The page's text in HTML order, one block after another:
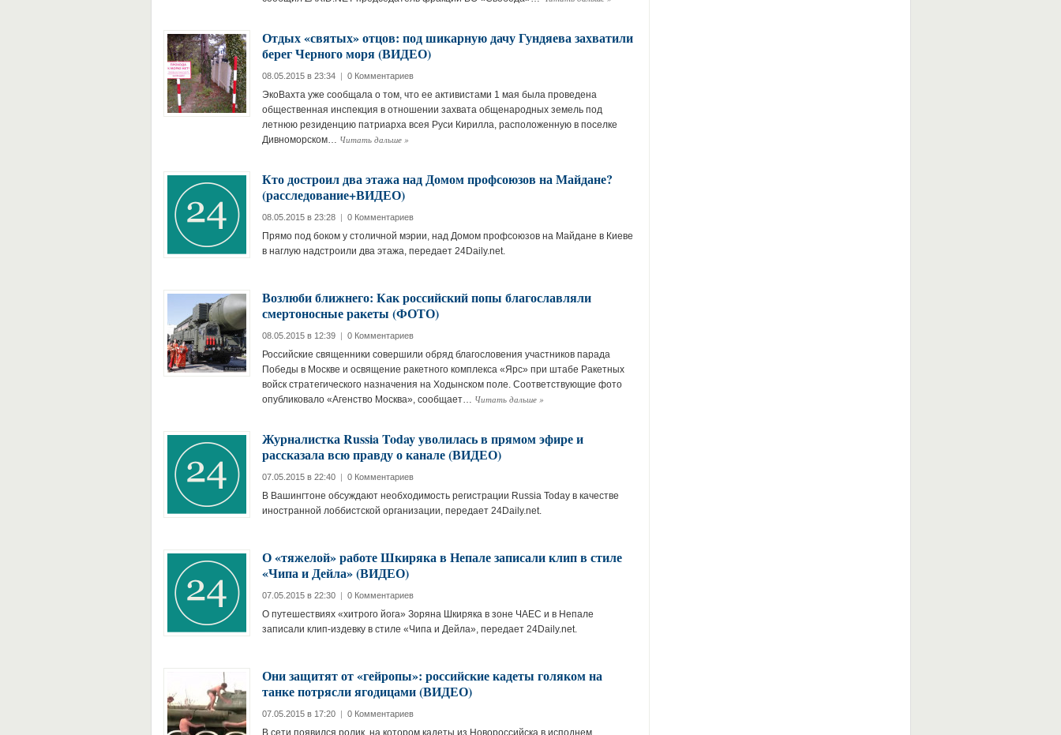
Отдых «святых» отцов: под шикарную дачу Гундяева захватили
берег Черного моря (ВИДЕО)
08.05.2015 в 23:34 | 0 Комментариев
ЭкоВахта уже сообщала о том, что ее активистами 1 мая была проведена
общественная инспекция в отношении захвата общенародных земель под
летнюю резиденцию патриарха всея Руси Кирилла, расположенную в поселке
Дивноморском… Читать дальше »
Кто достроил два этажа над Домом профсоюзов на Майдане?
(расследование+ВИДЕО)
08.05.2015 в 23:28 | 0 Комментариев
Прямо под боком у столичной мэрии, над Домом профсоюзов на Майдане в Киеве
в наглую надстроили два этажа, передает 24Daily.net.
Возлюби ближнего: Как российский попы благославляли
смертоносные ракеты (ФОТО)
08.05.2015 в 12:39 | 0 Комментариев
Российские священники совершили обряд благословения участников парада
Победы в Москве и освящение ракетного комплекса «Ярс» при штабе Ракетных
войск стратегического назначения на Ходынском поле. Соответствующие фото
опубликовало «Агенство Москва», сообщает… Читать дальше »
Журналистка Russia Today уволилась в прямом эфире и
рассказала всю правду о канале (ВИДЕО)
07.05.2015 в 22:40 | 0 Комментариев
В Вашингтоне обсуждают необходимость регистрации Russia Today в качестве
иностранной лоббистской организации, передает 24Daily.net.
О «тяжелой» работе Шкиряка в Непале записали клип в стиле
«Чипа и Дейла» (ВИДЕО)
07.05.2015 в 22:30 | 0 Комментариев
О путешествиях «хитрого йога» Зоряна Шкиряка в зоне ЧАЕС и в Непале
записали клип-издевку в стиле «Чипа и Дейла», передает 24Daily.net.
Они защитят от «гейропы»: российские кадеты голяком на
танке потрясли ягодицами (ВИДЕО)
07.05.2015 в 17:20 | 0 Комментариев
В сети появился ролик, на котором кадеты из Новороссийска в исподнем